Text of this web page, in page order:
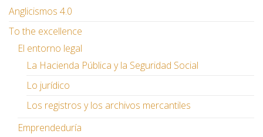
Anglicismos 4.0
To the excellence
El entorno legal
La Hacienda Pública y la Seguridad Social
Lo jurídico
Los registros y los archivos mercantiles
Emprendeduría